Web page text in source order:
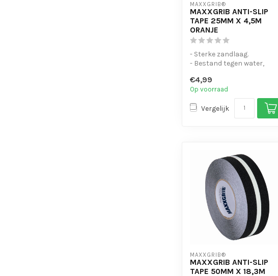
MAXXGRIB®
MAXXGRIB ANTI-SLIP
TAPE 25MM X 4,5M
ORANJE
- Sterke zandlaag.
- Bestand tegen water,
- Is eenvo...
€4,99
Op voorraad
Vergelijk
MAXXGRIB®
MAXXGRIB ANTI-SLIP
TAPE 50MM X 18,3M